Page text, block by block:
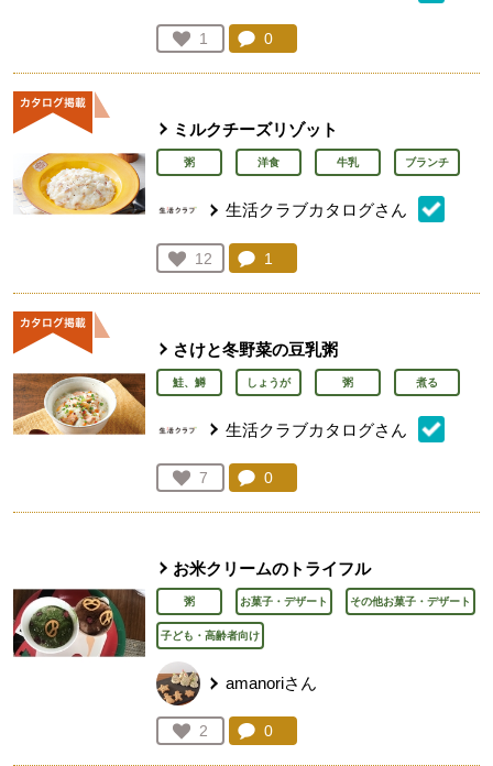
お気に入り登録：
1
人が登録
コメント：
0
ミルクチーズリゾット
粥 洋食 牛乳 ブランチ
生活クラブカタログさん
お気に入り登録：
12
人が登録
コメント：
1
さけと冬野菜の豆乳粥
鮭、鱒 しょうが 粥 煮る
生活クラブカタログさん
お気に入り登録：
7
人が登録
コメント：
0
お米クリームのトライフル
粥 お菓子・デザート その他お菓子・デザート
子ども・高齢者向け
amanoriさん
お気に入り登録：
2
人が登録
コメント：
0